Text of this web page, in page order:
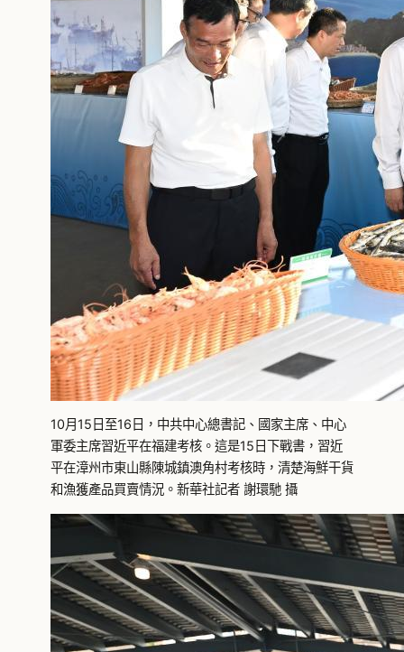
10月15日至16日，中共中心總書記、國家主席、中心
軍委主席習近平在福建考核。這是15日下戰書，習近
平在漳州市東山縣陳城鎮澳角村考核時，清楚海鮮干貨
和漁獲產品買賣情況。新華社記者 謝環馳 攝